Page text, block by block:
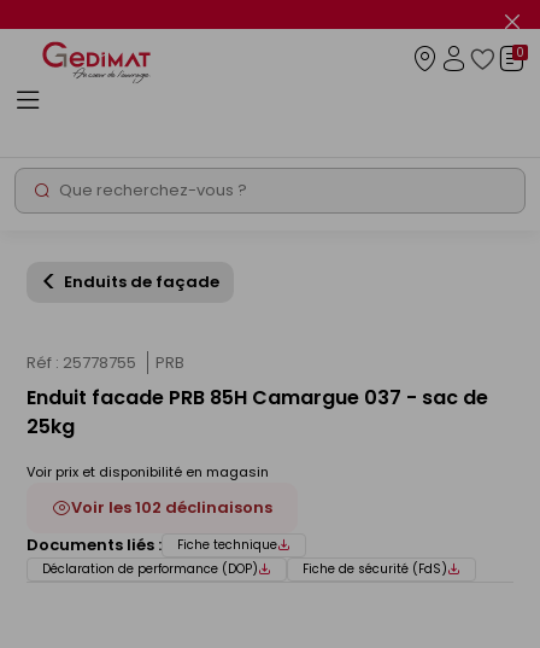
le
info
Rechercher
0
Enduits de façade
Réf : 25778755 PRB
Enduit facade PRB 85H Camargue 037 - sac de
25kg
Voir prix et disponibilité en magasin
Voir les 102 déclinaisons
Documents liés :
Fiche technique
Déclaration de performance (DOP)
Fiche de sécurité (FdS)